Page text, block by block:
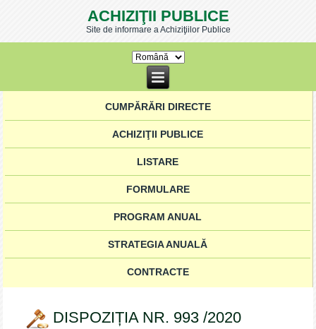
ACHIZIŢII PUBLICE
Site de informare a Achiziţiilor Publice
CUMPĂRĂRI DIRECTE
ACHIZIŢII PUBLICE
LISTARE
FORMULARE
PROGRAM ANUAL
STRATEGIA ANUALĂ
CONTRACTE
DISPOZIȚIA NR. 993 /2020